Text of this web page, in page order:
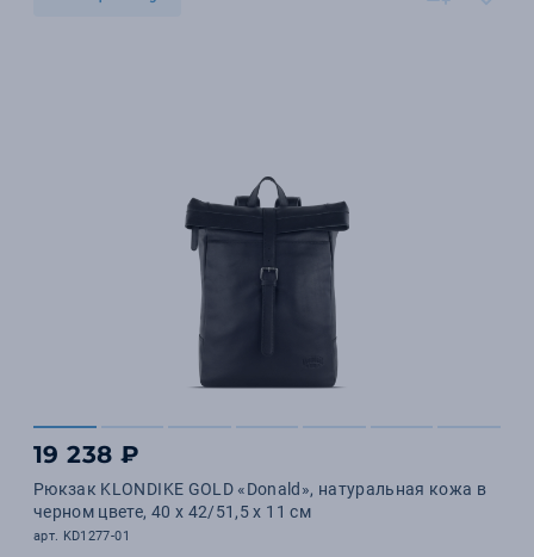
19 238 ₽
Рюкзак KLONDIKE GOLD «Donald», натуральная кожа в
черном цвете, 40 х 42/51,5 х 11 см
арт. KD1277-01